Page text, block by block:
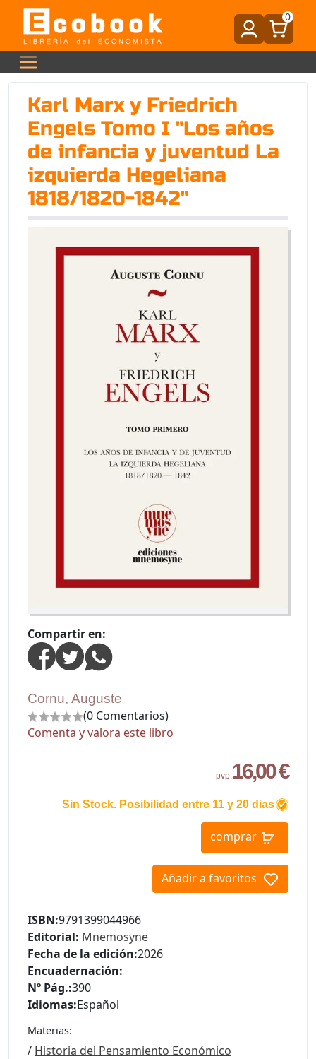
0
Karl Marx y Friedrich
Engels Tomo I "Los años
de infancia y juventud La
izquierda Hegeliana
1818/1820-1842"
Compartir en:
Cornu, Auguste
(0 Comentarios)
Comenta y valora este libro
pvp.16,00 €
Sin Stock. Posibilidad entre 11 y 20 dias
comprar
Añadir a favoritos
ISBN:9791399044966
Editorial: Mnemosyne
Fecha de la edición:2026
Encuadernación:
Nº Pág.:390
Idiomas:Español
Materias:
/ Historia del Pensamiento Económico